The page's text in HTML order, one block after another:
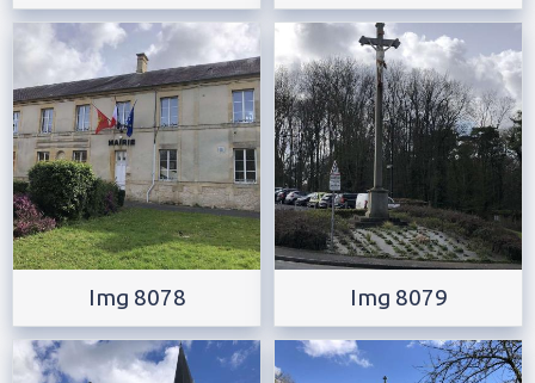
Img 8078 Img 8079